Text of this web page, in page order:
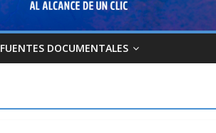
FUENTES DOCUMENTALES